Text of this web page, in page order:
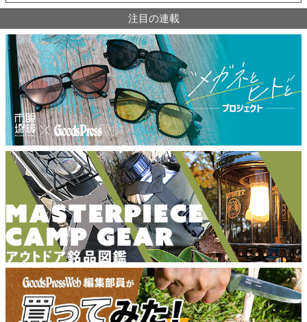
注目の連載